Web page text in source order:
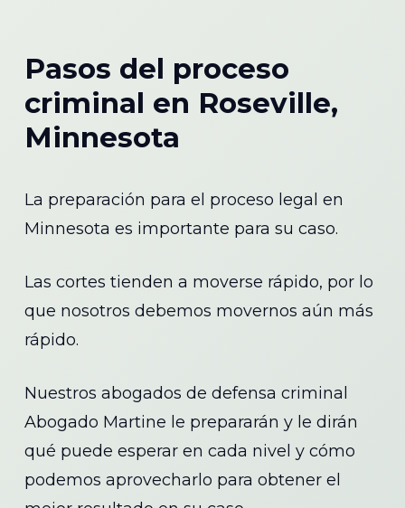
Pasos del proceso
criminal en Roseville,
Minnesota
La preparación para el proceso legal en
Minnesota es importante para su caso.
Las cortes tienden a moverse rápido, por lo
que nosotros debemos movernos aún más
rápido.
Nuestros abogados de defensa criminal
Abogado Martine le prepararán y le dirán
qué puede esperar en cada nivel y cómo
podemos aprovecharlo para obtener el